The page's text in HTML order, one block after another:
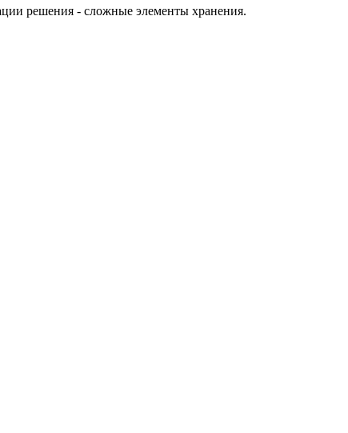
решения - сложные элементы хранения.